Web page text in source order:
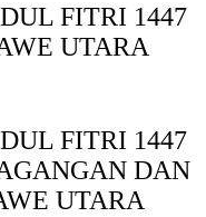
FITRI 1447
UTARA
FITRI 1447
DAN
UTARA